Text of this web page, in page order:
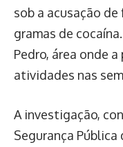
sob a acusação
gramas de
Pedro, área onde
atividades nas
A investigação,
Segurança